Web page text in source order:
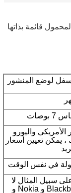
قائمة بذاتها
لوضع المنشور
الأمريكي واليورو
، يمكن تعيين أسعار
سبيل المثال لا
الحصر ، مثل iPhone و Blackberry و Nokia و